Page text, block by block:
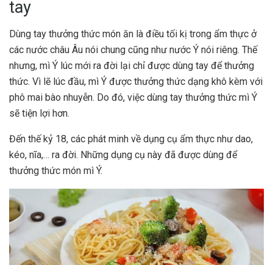
tay
Dùng tay thưởng thức món ăn là điều tối kị trong ẩm thực ở
các nước châu Âu nói chung cũng như nước Ý nói riêng. Thế
nhưng, mì Ý lúc mới ra đời lại chỉ được dùng tay để thưởng
thức. Vì lẽ lúc đầu, mì Ý được thưởng thức dạng khô kèm với
phô mai bào nhuyễn. Do đó, việc dùng tay thưởng thức mì Ý
sẽ tiện lợi hơn.
Đến thế kỷ 18, các phát minh về dụng cụ ẩm thực như dao,
kéo, nĩa,… ra đời. Những dụng cụ này đã được dùng để
thưởng thức món mì Ý.